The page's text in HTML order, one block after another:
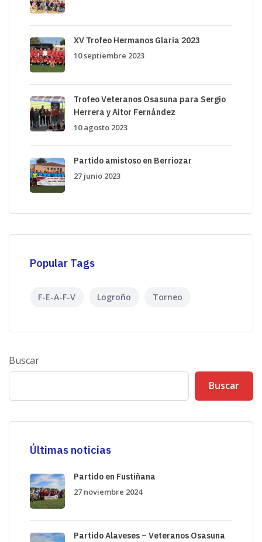
XV Trofeo Hermanos Glaria 2023
10 septiembre 2023
Trofeo Veteranos Osasuna para Sergio
Herrera y Aitor Fernández
10 agosto 2023
Partido amistoso en Berriozar
27 junio 2023
Popular Tags
F-E-A-F-V Logroño Torneo
Buscar
Buscar
Últimas noticias
Partido en Fustiñana
27 noviembre 2024
Partido Alaveses – Veteranos Osasuna